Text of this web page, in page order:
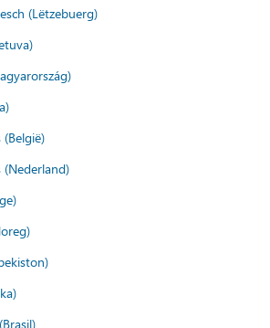
(Lëtzebuerg)
(Nederland)